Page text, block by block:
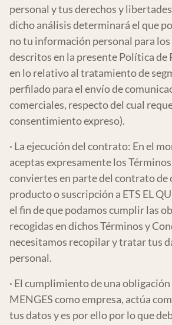
personal y tus derechos y
dicho análisis determinará el que
no tu información personal para
descritos en la presente Política de
en lo relativo al tratamiento de
perfilado para el envío de
comerciales, respecto del cual
consentimiento expreso).
· La ejecución del contrato: En el
aceptas expresamente los
conviertes en parte del contrato de
producto o suscripción a ETS EL
el fin de que podamos cumplir las
recogidas en dichos Términos y
necesitamos recopilar y tratar tus
personal.
· El cumplimiento de una obligación
MENGES como empresa, actúa
tus datos y es por ello por lo que